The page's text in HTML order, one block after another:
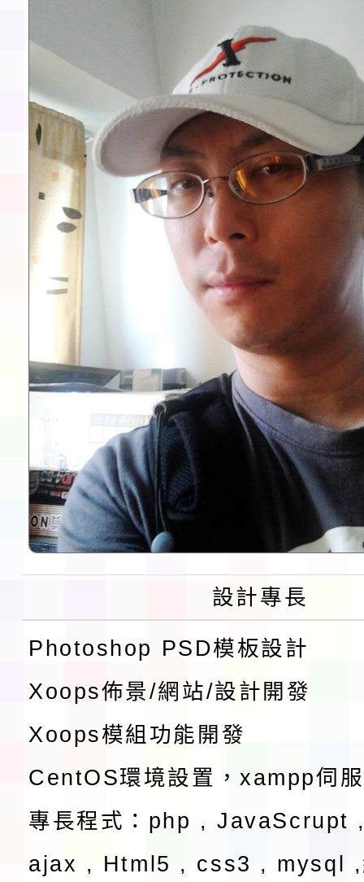
展演活動實施計畫」
請一案
設計專長
Photoshop PSD模板設計
Xoops佈景/網站/設計開發
Xoops模組功能開發
CentOS環境設置，xampp伺
專長程式：php , JavaScrupt
ajax , Html5 , css3 , mysql ,